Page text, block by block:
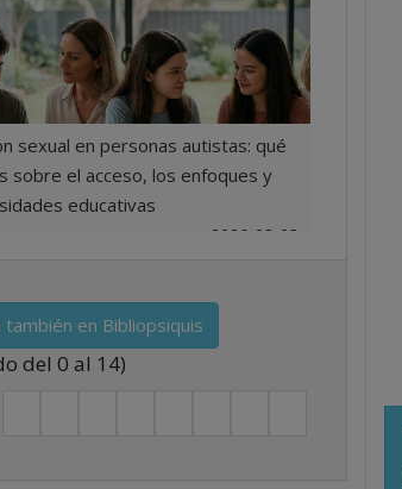
sexual en personas autistas: qué
sobre el acceso, los enfoques y
educativas
2026-08-03
también en Bibliopsiquis
del 0 al 14)